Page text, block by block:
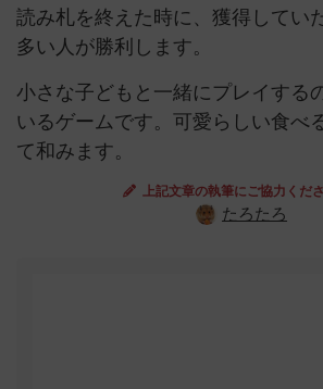
読み札を終えた時に、獲得してい
多い人が勝利します。
小さな子どもと一緒にプレイする
いるゲームです。可愛らしい食べ
て和みます。
上記文章の執筆にご協力くだ
たろたろ